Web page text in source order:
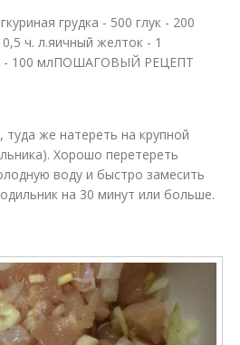
грудка - 500 глук - 200
ч. л.яичный желток - 1
- 100 млПОШАГОВЫЙ РЕЦЕПТ
же натереть на крупной
Хорошо перетереть
воду и быстро замесить
на 30 минут или больше.